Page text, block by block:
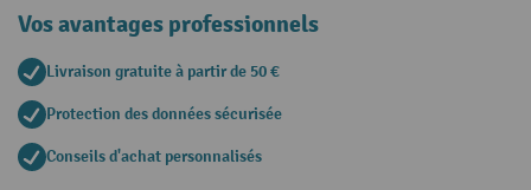
Vos avantages professionnels
Livraison gratuite à partir de 50 €
Protection des données sécurisée
Conseils d'achat personnalisés